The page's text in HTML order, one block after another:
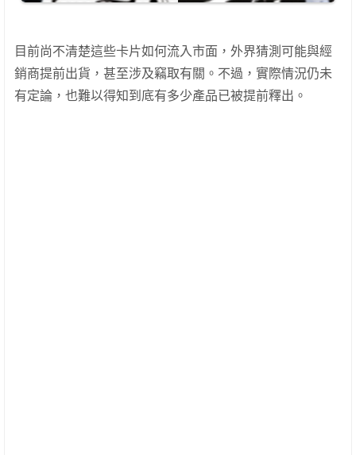
目前尚不清楚這些卡片如何流入市面，外界猜測可能與經
銷商提前出貨，甚至涉及竊取有關。不過，實際情況仍未
有定論，也難以得知到底有多少產品已被提前釋出。